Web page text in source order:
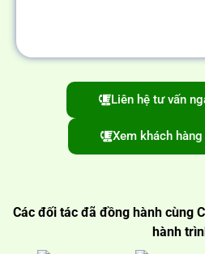
Liên hệ tư vấn
Xem khách
Các đối tác đã đồng hành cùng
hành